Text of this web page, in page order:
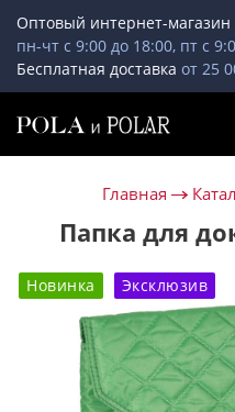
Оптовый интернет-магазин
пн-чт с 9:00 до 18:00, пт с
Бесплатная доставка от 25
Главная
Папка для
Новинка Эксклюзив